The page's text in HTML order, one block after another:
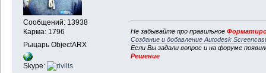
Сообщений: 13938
Карма: 1796
Рыцарь ObjectARX
Skype:
Не забывайте про правильное
Создание и добавление Autodesk
Если Вы задали вопрос и на форуме
Решение